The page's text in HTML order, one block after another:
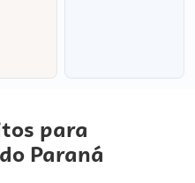
para
Paraná